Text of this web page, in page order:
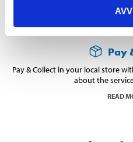
Pay
Pay & Collect in your local store
about the
READ